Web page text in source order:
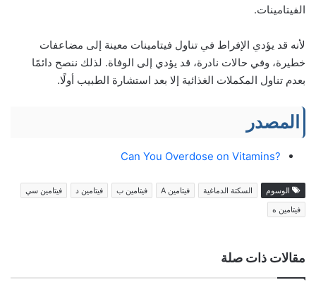
الفيتامينات.
لأنه قد يؤدي الإفراط في تناول فيتامينات معينة إلى مضاعفات
خطيرة، وفي حالات نادرة، قد يؤدي إلى الوفاة. لذلك ننصح دائمًا
بعدم تناول المكملات الغذائية إلا بعد استشارة الطبيب أولًا.
المصدر
?Can You Overdose on Vitamins
الوسوم السكتة الدماغية فيتامين A فيتامين ب فيتامين د
فيتامين سي
فيتامين ه
مقالات ذات صلة